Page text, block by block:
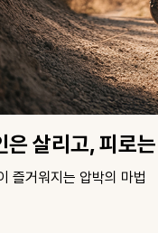
여행은 체력전이
여행용 베스트 아이템 모음